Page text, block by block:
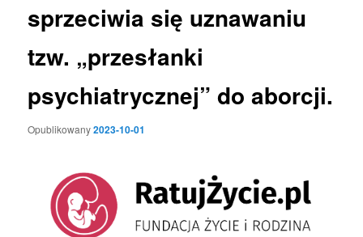
sprzeciwia się uznawaniu
tzw. „przesłanki
psychiatrycznej” do aborcji.
Opublikowany2023-10-01